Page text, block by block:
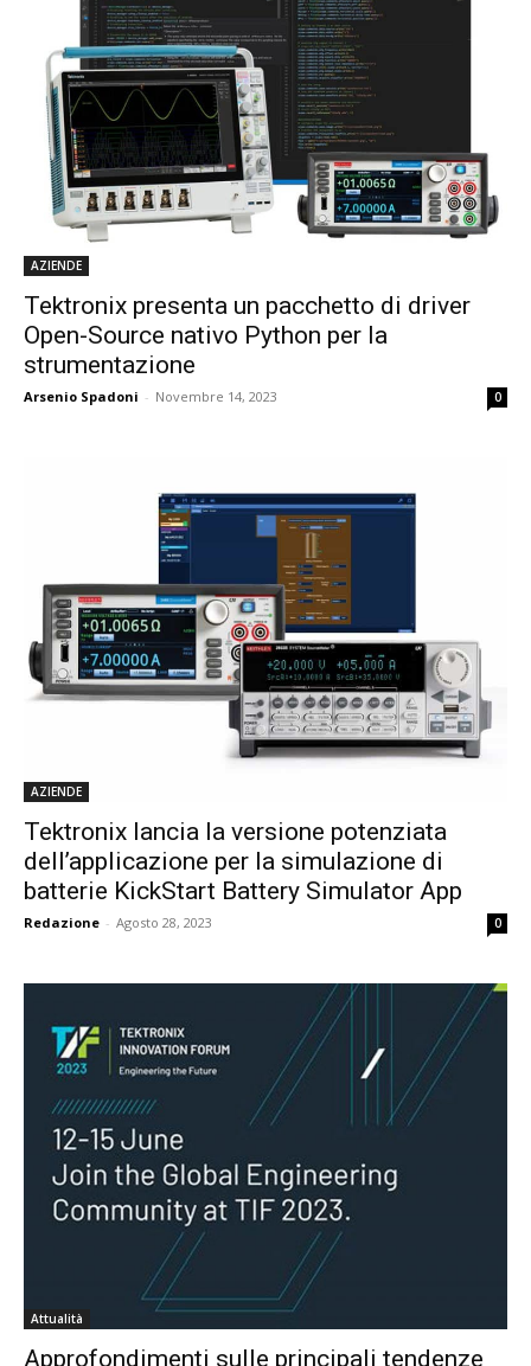
AZIENDE
Tektronix presenta un pacchetto di driver
Open-Source nativo Python per la
strumentazione
Arsenio Spadoni - Novembre 14, 2023 0
AZIENDE
Tektronix lancia la versione potenziata
dell’applicazione per la simulazione di
batterie KickStart Battery Simulator App
Redazione - Agosto 28, 2023 0
Attualità
Approfondimenti sulle principali tendenze